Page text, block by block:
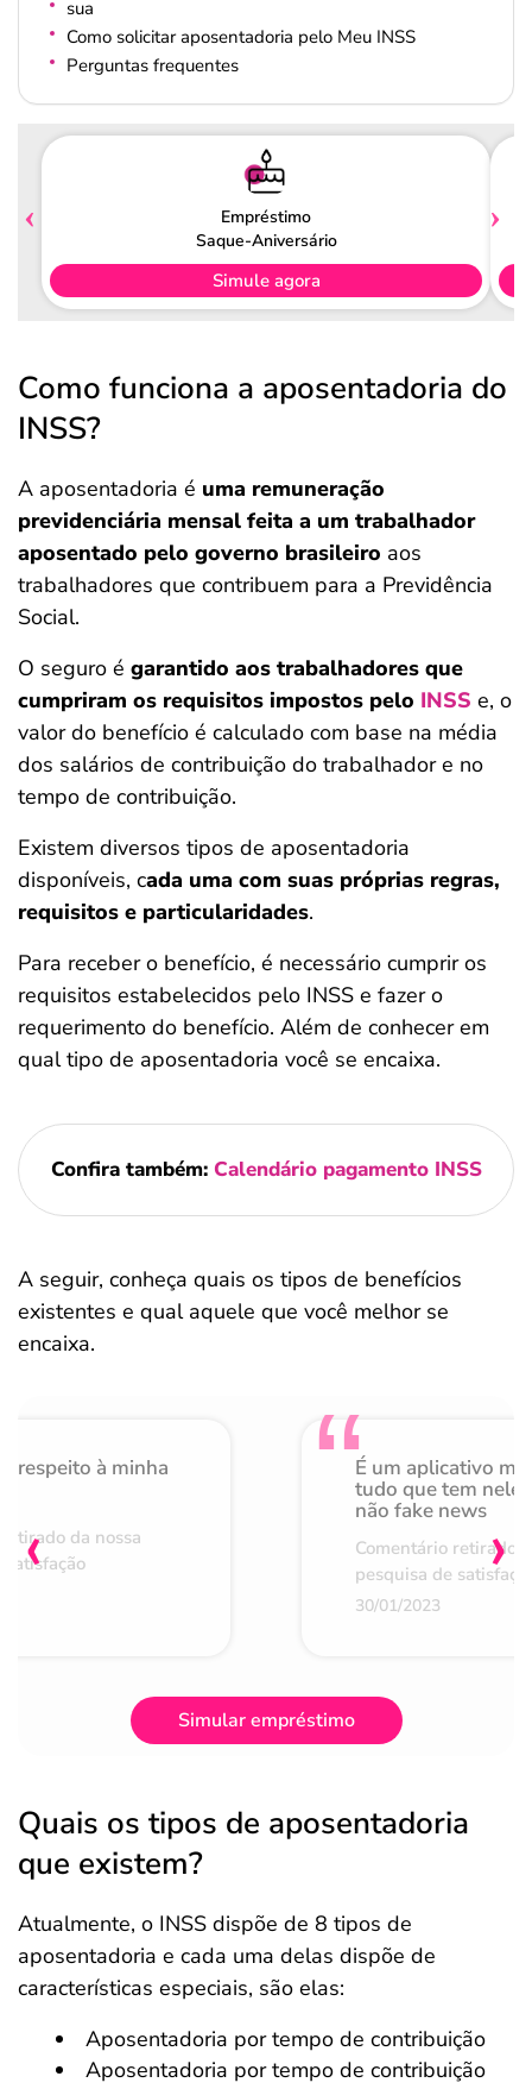
sua
Como solicitar aposentadoria pelo Meu INSS
Perguntas frequentes
Empréstimo
Saque-Aniversário
Simule agora
Como funciona a aposentadoria do
INSS?
A aposentadoria é uma remuneração
previdenciária mensal feita a um trabalhador
aposentado pelo governo brasileiro aos
trabalhadores que contribuem para a Previdência
Social.
O seguro é garantido aos trabalhadores que
cumpriram os requisitos impostos pelo INSS e, o
valor do benefício é calculado com base na média
dos salários de contribuição do trabalhador e no
tempo de contribuição.
Existem diversos tipos de aposentadoria
disponíveis, cada uma com suas próprias regras,
requisitos e particularidades.
Para receber o benefício, é necessário cumprir os
requisitos estabelecidos pelo INSS e fazer o
requerimento do benefício. Além de conhecer em
qual tipo de aposentadoria você se encaixa.
Confira também: Calendário pagamento INSS
A seguir, conheça quais os tipos de benefícios
existentes e qual aquele que você melhor se
encaixa.
respeito à minha
da nossa
É um aplicativo
tudo que tem nele
não fake news
Comentário retirado
pesquisa de
30/01/2023
‹ ›
Simular empréstimo
Quais os tipos de aposentadoria
que existem?
Atualmente, o INSS dispõe de 8 tipos de
aposentadoria e cada uma delas dispõe de
características especiais, são elas:
Aposentadoria por tempo de contribuição
Aposentadoria por tempo de contribuição